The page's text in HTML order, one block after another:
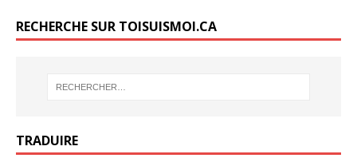
RECHERCHE SUR TOISUISMOI.CA
TRADUIRE